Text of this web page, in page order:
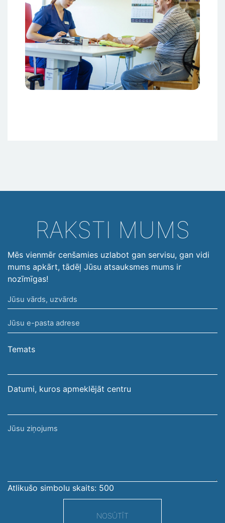
RAKSTI MUMS
Mēs vienmēr cenšamies uzlabot gan servisu, gan vidi
mums apkārt, tādēļ Jūsu atsauksmes mums ir
nozīmīgas!
Jūsu
vārds,
uzvārds
Jūsu
e-
pasta
Temats
Datumi, kuros apmeklējāt centru
Jūsu
Atlikušo simbolu skaits: 500
NOSŪTĪT